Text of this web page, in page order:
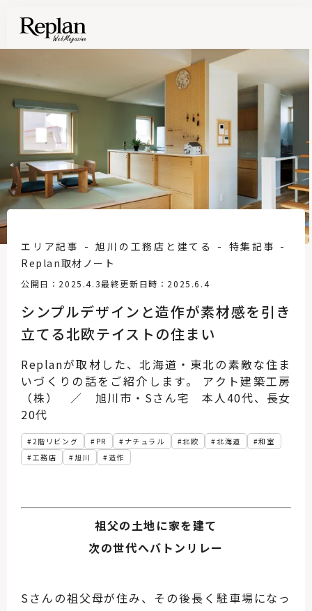
シンプルデザインと造作が素材感を引き
立てる北欧テイストの住まい
公開日：2025.4.3最終更新日時：2025.6.4
エリア記事 旭川の工務店と建てる
特集記事
Replan取材ノート
2階リビング PR ナチュラル 北欧 北海道
和室
工務店
旭川 造作
Replanが取材した、北海道・東北の素敵な住ま
いづくりの話をご紹介します。 アクト建築工房
（株） ／ 旭川市・Sさん宅 本人40代、長女
20代
祖父の土地に家を建て
次の世代へバトンリレー
Sさんの祖父母が住み、その後長く駐車場になっ